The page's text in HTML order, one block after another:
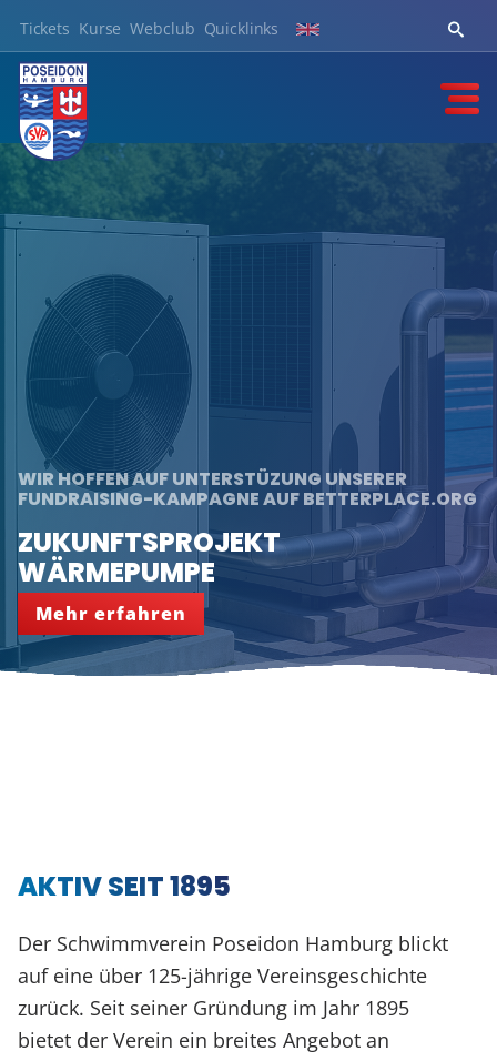
Tickets Kurse Webclub Quicklinks
UNSERE SOMMERKURSE SIND ONLINE!
KINDERSCHWIMMKURSE
Mehr erfahren
AKTIV SEIT 1895
Der Schwimmverein Poseidon Hamburg blickt
auf eine über 125-jährige Vereinsgeschichte
zurück. Seit seiner Gründung im Jahr 1895
bietet der Verein ein breites Angebot an